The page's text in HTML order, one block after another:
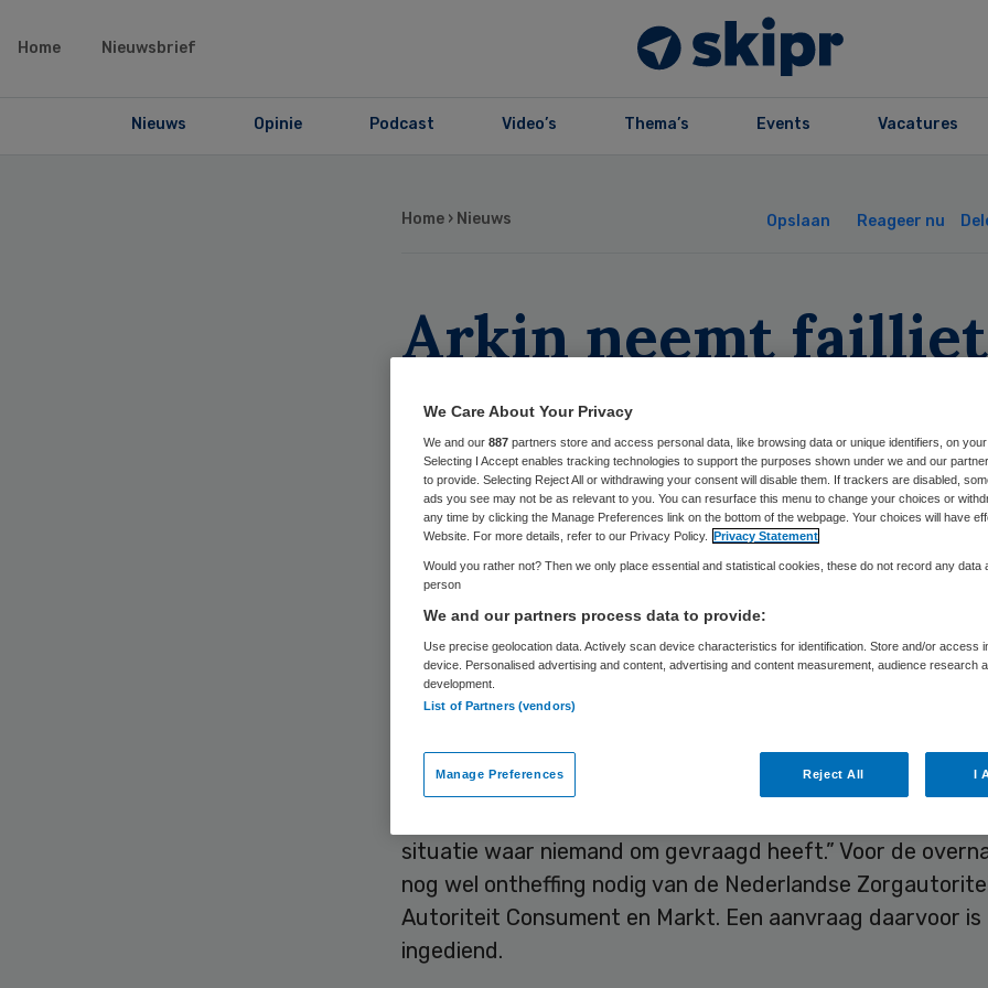
Home Nieuwsbrief
Nieuws Opinie Podcast Video’s Thema’s Events Vacatures
Home › Nieuws Opslaan Reageer nu
Arkin neemt failliet
Victas over
Skipr Redactie 12 april 2016,14:09 114 keer gelezen
Stichting Arkin uit Amsterdam is de nieuwe eigenaar van
instelling voor verslavingszorg in Utrecht die op 5 april
Dit maakt curator Johan Westerhof bekend, die een
overgang verwacht.
De overname betekent dat de continuïteit van zorg is
gesteld, aldus Jeroen Muller, bestuursvoorzitter van
situatie waar niemand om gevraagd heeft.” Voor de
nog wel ontheffing nodig van de Nederlandse
Autoriteit Consument en Markt. Een aanvraag daarvoor is
ingediend.
We Care About Your Privacy
We and our 887 partners store and access personal data, like browsing data or unique identifiers, on your
Selecting I Accept enables tracking technologies to support the purposes shown under we and our
to provide. Selecting Reject All or withdrawing your consent will disable them. If trackers are disabled,
ads you see may not be as relevant to you. You can resurface this menu to change your choices or
any time by clicking the Manage Preferences link on the bottom of the webpage. Your choices will have
Website. For more details, refer to our Privacy Policy. Privacy Statement
Would you rather not? Then we only place essential and statistical cookies, these do not record any data
person
We and our partners process data to provide:
Use precise geolocation data. Actively scan device characteristics for identification. Store and/or access
device. Personalised advertising and content, advertising and content measurement, audience research
development.
List of Partners (vendors)
Manage Preferences Reject All I